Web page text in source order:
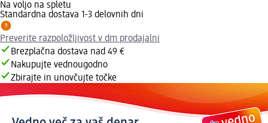
Na voljo na spletu
Standardna dostava 1-3 delovnih dni
Preverite razpoložljivost v dm prodajalni
Brezplačna dostava nad 49 €
Nakupujte vednougodno
Zbirajte in unovčujte točke